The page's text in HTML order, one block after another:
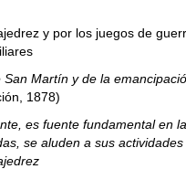
y por los juegos de
San Martín y de la
1878)
es fuente fundamental en la
se aluden a sus actividades